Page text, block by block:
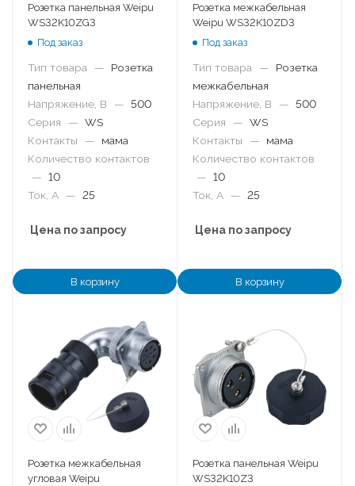
Розетка панельная Weipu
WS32K10ZG3
Под заказ
Тип товара —
Розетка
панельная
Напряжение, В
— 500
Серия
— WS
Контакты
—
мама
Количество контактов
— 10
Ток, А
— 25
Цена по запросу
В корзину
Розетка межкабельная
Weipu WS32K10ZD3
Под заказ
Тип товара —
Розетка
межкабельная
Напряжение, В
— 500
Серия
— WS
Контакты
—
мама
Количество контактов
— 10
Ток, А
— 25
Цена по запросу
В корзину
Розетка межкабельная
угловая Weipu
Розетка панельная Weipu
WS32K10Z3